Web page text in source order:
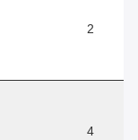
2
4